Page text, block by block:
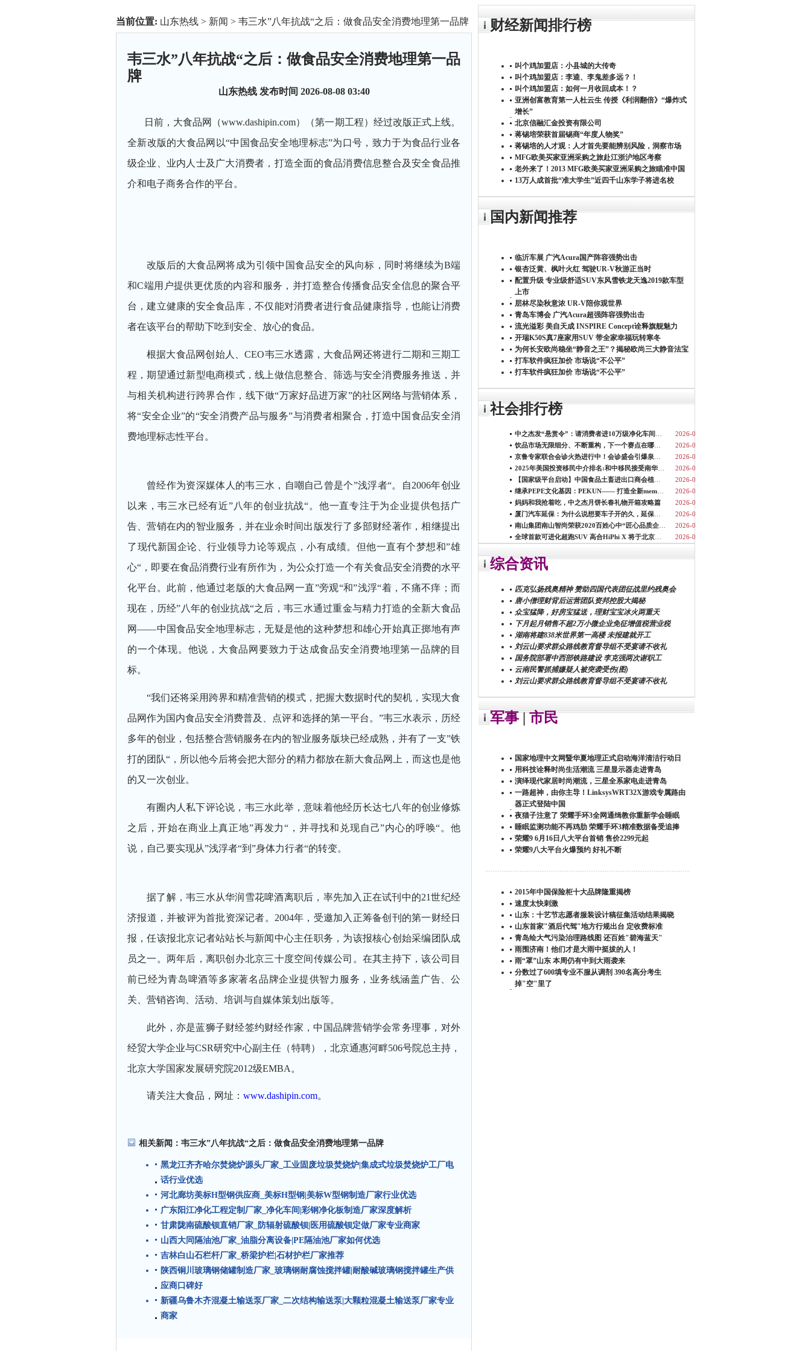
当前位置: 山东热线 > 新闻 > 韦三水”八年抗战“之后：做食品安全消费地理第一品牌
韦三水”八年抗战“之后：做食品安全消费地理第一品
牌
山东热线发布时间 2026-08-08 03:40
日前，大食品网（www.dashipin.com）（第一期工程）经过改版正式上线。
全新改版的大食品网以“中国食品安全地理标志”为口号，致力于为食品行业各
级企业、业内人士及广大消费者，打造全面的食品消费信息整合及安全食品推
介和电子商务合作的平台。
改版后的大食品网将成为引领中国食品安全的风向标，同时将继续为B端
和C端用户提供更优质的内容和服务，并打造整合传播食品安全信息的聚合平
台，建立健康的安全食品库，不仅能对消费者进行食品健康指导，也能让消费
者在该平台的帮助下吃到安全、放心的食品。
根据大食品网创始人、CEO韦三水透露，大食品网还将进行二期和三期工
程，期望通过新型电商模式，线上做信息整合、筛选与安全消费服务推送，并
与相关机构进行跨界合作，线下做“万家好品进万家”的社区网络与营销体系，
将“安全企业”的“安全消费产品与服务”与消费者相聚合，打造中国食品安全消
费地理标志性平台。
曾经作为资深媒体人的韦三水，自嘲自己曾是个”浅浮者“。自2006年创业
以来，韦三水已经有近”八年的创业抗战“。他一直专注于为企业提供包括广
告、营销在内的智业服务，并在业余时间出版发行了多部财经著作，相继提出
了现代新国企论、行业领导力论等观点，小有成绩。但他一直有个梦想和”雄
心“，即要在食品消费行业有所作为，为公众打造一个有关食品安全消费的水平
化平台。此前，他通过老版的大食品网一直”旁观“和”浅浮“着，不痛不痒；而
现在，历经”八年的创业抗战“之后，韦三水通过重金与精力打造的全新大食品
网——中国食品安全地理标志，无疑是他的这种梦想和雄心开始真正掷地有声
的一个体现。他说，大食品网要致力于达成食品安全消费地理第一品牌的目
标。
“我们还将采用跨界和精准营销的模式，把握大数据时代的契机，实现大食
品网作为国内食品安全消费普及、点评和选择的第一平台。”韦三水表示，历经
多年的创业，包括整合营销服务在内的智业服务版块已经成熟，并有了一支”铁
打的团队“，所以他今后将会把大部分的精力都放在新大食品网上，而这也是他
的又一次创业。
有圈内人私下评论说，韦三水此举，意味着他经历长达七八年的创业修炼
之后，开始在商业上真正地”再发力“，并寻找和兑现自己”内心的呼唤“。他
说，自己要实现从”浅浮者“到”身体力行者“的转变。
据了解，韦三水从华润雪花啤酒离职后，率先加入正在试刊中的21世纪经
济报道，并被评为首批资深记者。2004年，受邀加入正筹备创刊的第一财经日
报，任该报北京记者站站长与新闻中心主任职务，为该报核心创始采编团队成
员之一。两年后，离职创办北京三十度空间传媒公司。在其主持下，该公司目
前已经为青岛啤酒等多家著名品牌企业提供智力服务，业务线涵盖广告、公
关、营销咨询、活动、培训与自媒体策划出版等。
此外，亦是蓝狮子财经签约财经作家，中国品牌营销学会常务理事，对外
经贸大学企业与CSR研究中心副主任（特聘），北京通惠河畔506号院总主持，
北京大学国家发展研究院2012级EMBA。
请关注大食品，网址： www.dashipin.com。
相关新闻： 韦三水”八年抗战“之后：做食品安全消费地理第一品牌
黑龙江齐齐哈尔焚烧炉源头厂家_工业固废垃圾焚烧炉|集成式垃圾焚烧炉工厂电
话行业优选
河北廊坊美标H型钢供应商_美标H型钢|美标W型钢制造厂家行业优选
广东阳江净化工程定制厂家_净化车间|彩钢净化板制造厂家深度解析
甘肃陇南硫酸钡直销厂家_防辐射硫酸钡|医用硫酸钡定做厂家专业商家
山西大同隔油池厂家_油脂分离设备|PE隔油池厂家如何优选
吉林白山石栏杆厂家_桥梁护栏|石材护栏厂家推荐
陕西铜川玻璃钢储罐制造厂家_玻璃钢耐腐蚀搅拌罐|耐酸碱玻璃钢搅拌罐生产供
应商口碑好
新疆乌鲁木齐混凝土输送泵厂家_二次结构输送泵|大颗粒混凝土输送泵厂家专业
商家
财经新闻排行榜
叫个鸡加盟店：小县城的大传奇
叫个鸡加盟店：李逵、李鬼差多远？！
叫个鸡加盟店：如何一月收回成本！？
亚洲创富教育第一人杜云生 传授《利润翻倍》“爆炸式
增长”
北京信融汇金投资有限公司
蒋锡培荣获首届锡商“年度人物奖”
蒋锡培的人才观：人才首先要能辨别风险，洞察市场
MFG欧美买家亚洲采购之旅赴江浙沪地区考察
老外来了！2013 MFG欧美买家亚洲采购之旅瞄准中国
13万人成首批“准大学生”近四千山东学子将进名校
国内新闻推荐
临沂车展 广汽Acura国产阵容强势出击
银杏泛黄、枫叶火红 驾驶UR-V秋游正当时
配置升级 专业级舒适SUV东风雪铁龙天逸2019款车型
上市
层林尽染秋意浓 UR-V陪你观世界
青岛车博会 广汽Acura超强阵容强势出击
流光溢彩 美自天成 INSPIRE Concept诠释旗舰魅力
开瑞K50S真7座家用SUV 带全家幸福玩转寒冬
为何长安欧尚稳坐“静音之王”？揭秘欧尚三大静音法宝
打车软件疯狂加价 市场说“不公平”
打车软件疯狂加价 市场说“不公平”
社会排行榜
中之杰发“悬赏令”：请消费者进10万级净化车间随便查
2026-07-14
饮品市场无限细分、不断重构，下一个赛点在哪里？
2026-07-14
京鲁专家联合会诊火热进行中！会诊盛会引爆泉城，精准诊疗重塑康
2026-07-14
2025年美国投资移民中介排名:和中移民接受南华早报采访
2026-07-14
【国家级平台启动】中国食品土畜进出口商会植物基食品分会成立！
2026-07-14
继承PEPE文化基因：PEKUN―― 打造全新meme生态应用系统
2026-07-14
妈妈和我抢着吃，中之杰月饼长春礼物开箱攻略篇
2026-07-14
厦门汽车延保：为什么说想要车子开的久，延保就得先买上？
2026-07-14
南山集团南山智尚荣获2020百姓心中“匠心品质企业品牌”
2026-07-14
全球首款可进化超跑SUV 高合HiPhi X 将于北京车展全球上市
2026-07-14
综合资讯
匹克弘扬残奥精神 赞助四国代表团征战里约残奥会
唐小僧理财背后运营团队资邦控股大揭秘
众宝猛降，好房宝猛送，理财宝宝冰火两重天
下月起月销售不超2万小微企业免征增值税营业税
湖南将建838米世界第一高楼 未报建就开工
刘云山要求群众路线教育督导组不受宴请不收礼
国务院部署中西部铁路建设 李克强两次谢职工
云南民警抓捕嫌疑人被突袭受伤(图)
刘云山要求群众路线教育督导组不受宴请不收礼
军事|市民
国家地理中文网暨华夏地理正式启动海洋清洁行动日
用科技诠释时尚生活潮流 三星显示器走进青岛
演绎现代家居时尚潮流，三星全系家电走进青岛
一路超神，由你主导！LinksysWRT32X游戏专属路由
器正式登陆中国
夜猫子注意了 荣耀手环3全网通缉教你重新学会睡眠
睡眠监测功能不再鸡肋 荣耀手环3精准数据备受追捧
荣耀9 6月16日八大平台首销 售价2299元起
荣耀9八大平台火爆预约 好礼不断
2015年中国保险柜十大品牌隆重揭榜
速度太快刺激
山东：十艺节志愿者服装设计稿征集活动结果揭晓
山东首家"酒后代驾"地方行规出台 定收费标准
青岛绘大气污染治理路线图 还百姓"碧海蓝天"
雨围济南！他们才是大雨中挺拔的人！
雨“罩”山东 本周仍有中到大雨袭来
分数过了600填专业不服从调剂 390名高分考生
掉"空"里了